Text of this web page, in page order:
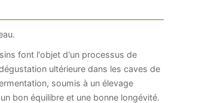
font l'objet d'un processus de
ultérieure dans les caves de
soumis à un élevage
bon équilibre et une bonne longévité.